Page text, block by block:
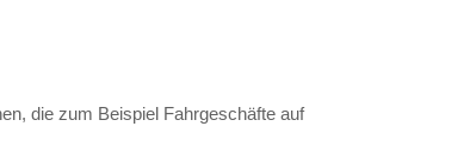
die zum Beispiel Fahrgeschäfte auf